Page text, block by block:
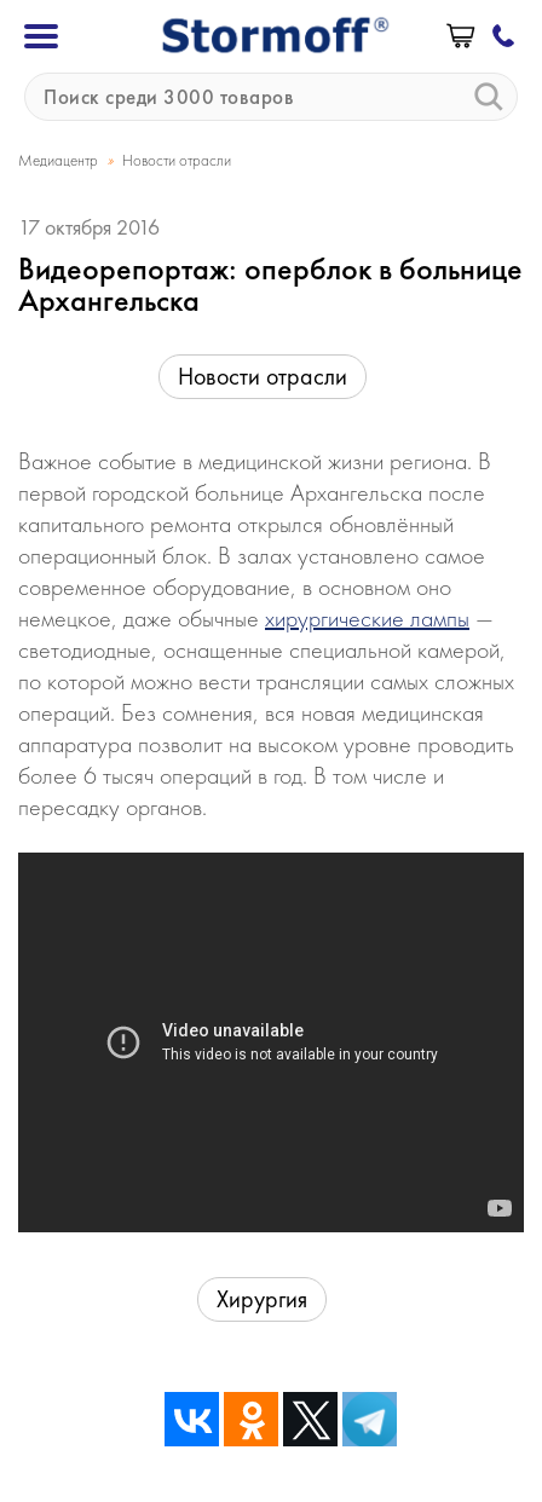
Медиацентр » Новости отрасли
17 октября 2016
Видеорепортаж: оперблок в больнице
Архангельска
Новости отрасли
Важное событие в медицинской жизни региона. В
первой городской больнице Архангельска после
капитального ремонта открылся обновлённый
операционный блок. В залах установлено самое
современное оборудование, в основном оно
немецкое, даже обычные хирургические лампы —
светодиодные, оснащенные специальной камерой,
по которой можно вести трансляции самых сложных
операций. Без сомнения, вся новая медицинская
аппаратура позволит на высоком уровне проводить
более 6 тысяч операций в год. В том числе и
пересадку органов.
Хирургия